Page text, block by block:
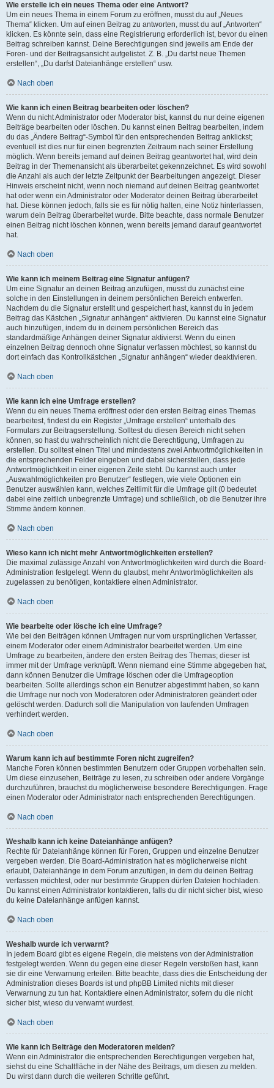
Wie erstelle ich ein neues Thema oder eine Antwort?
Um ein neues Thema in einem Forum zu eröffnen, musst du auf „Neues
Thema“ klicken. Um auf einen Beitrag zu antworten, musst du auf „Antworten“
klicken. Es könnte sein, dass eine Registrierung erforderlich ist, bevor du einen
Beitrag schreiben kannst. Deine Berechtigungen sind jeweils am Ende der
Foren- und der Beitragsansicht aufgelistet. Z. B. „Du darfst neue Themen
erstellen“, „Du darfst Dateianhänge erstellen“ usw.
Nach oben
Wie kann ich einen Beitrag bearbeiten oder löschen?
Wenn du nicht Administrator oder Moderator bist, kannst du nur deine eigenen
Beiträge bearbeiten oder löschen. Du kannst einen Beitrag bearbeiten, indem
du das „Ändere Beitrag“-Symbol für den entsprechenden Beitrag anklickst;
eventuell ist dies nur für einen begrenzten Zeitraum nach seiner Erstellung
möglich. Wenn bereits jemand auf deinen Beitrag geantwortet hat, wird dein
Beitrag in der Themenansicht als überarbeitet gekennzeichnet. Es wird sowohl
die Anzahl als auch der letzte Zeitpunkt der Bearbeitungen angezeigt. Dieser
Hinweis erscheint nicht, wenn noch niemand auf deinen Beitrag geantwortet
hat oder wenn ein Administrator oder Moderator deinen Beitrag überarbeitet
hat. Diese können jedoch, falls sie es für nötig halten, eine Notiz hinterlassen,
warum dein Beitrag überarbeitet wurde. Bitte beachte, dass normale Benutzer
einen Beitrag nicht löschen können, wenn bereits jemand darauf geantwortet
hat.
Nach oben
Wie kann ich meinem Beitrag eine Signatur anfügen?
Um eine Signatur an deinen Beitrag anzufügen, musst du zunächst eine
solche in den Einstellungen in deinem persönlichen Bereich entwerfen.
Nachdem du die Signatur erstellt und gespeichert hast, kannst du in jedem
Beitrag das Kästchen „Signatur anhängen“ aktivieren. Du kannst eine Signatur
auch hinzufügen, indem du in deinem persönlichen Bereich das
standardmäßige Anhängen deiner Signatur aktivierst. Wenn du einen
einzelnen Beitrag dennoch ohne Signatur verfassen möchtest, so kannst du
dort einfach das Kontrollkästchen „Signatur anhängen“ wieder deaktivieren.
Nach oben
Wie kann ich eine Umfrage erstellen?
Wenn du ein neues Thema eröffnest oder den ersten Beitrag eines Themas
bearbeitest, findest du ein Register „Umfrage erstellen“ unterhalb des
Formulars zur Beitragserstellung. Solltest du diesen Bereich nicht sehen
können, so hast du wahrscheinlich nicht die Berechtigung, Umfragen zu
erstellen. Du solltest einen Titel und mindestens zwei Antwortmöglichkeiten in
die entsprechenden Felder eingeben und dabei sicherstellen, dass jede
Antwortmöglichkeit in einer eigenen Zeile steht. Du kannst auch unter
„Auswahlmöglichkeiten pro Benutzer“ festlegen, wie viele Optionen ein
Benutzer auswählen kann, welches Zeitlimit für die Umfrage gilt (0 bedeutet
dabei eine zeitlich unbegrenzte Umfrage) und schließlich, ob die Benutzer ihre
Stimme ändern können.
Nach oben
Wieso kann ich nicht mehr Antwortmöglichkeiten erstellen?
Die maximal zulässige Anzahl von Antwortmöglichkeiten wird durch die Board-
Administration festgelegt. Wenn du glaubst, mehr Antwortmöglichkeiten als
zugelassen zu benötigen, kontaktiere einen Administrator.
Nach oben
Wie bearbeite oder lösche ich eine Umfrage?
Wie bei den Beiträgen können Umfragen nur vom ursprünglichen Verfasser,
einem Moderator oder einem Administrator bearbeitet werden. Um eine
Umfrage zu bearbeiten, ändere den ersten Beitrag des Themas; dieser ist
immer mit der Umfrage verknüpft. Wenn niemand eine Stimme abgegeben hat,
dann können Benutzer die Umfrage löschen oder die Umfrageoption
bearbeiten. Sollte allerdings schon ein Benutzer abgestimmt haben, so kann
die Umfrage nur noch von Moderatoren oder Administratoren geändert oder
gelöscht werden. Dadurch soll die Manipulation von laufenden Umfragen
verhindert werden.
Nach oben
Warum kann ich auf bestimmte Foren nicht zugreifen?
Manche Foren können bestimmten Benutzern oder Gruppen vorbehalten sein.
Um diese einzusehen, Beiträge zu lesen, zu schreiben oder andere Vorgänge
durchzuführen, brauchst du möglicherweise besondere Berechtigungen. Frage
einen Moderator oder Administrator nach entsprechenden Berechtigungen.
Nach oben
Weshalb kann ich keine Dateianhänge anfügen?
Rechte für Dateianhänge können für Foren, Gruppen und einzelne Benutzer
vergeben werden. Die Board-Administration hat es möglicherweise nicht
erlaubt, Dateianhänge in dem Forum anzufügen, in dem du deinen Beitrag
verfassen möchtest, oder nur bestimmte Gruppen dürfen Dateien hochladen.
Du kannst einen Administrator kontaktieren, falls du dir nicht sicher bist, wieso
du keine Dateianhänge anfügen kannst.
Nach oben
Weshalb wurde ich verwarnt?
In jedem Board gibt es eigene Regeln, die meistens von der Administration
festgelegt werden. Wenn du gegen eine dieser Regeln verstoßen hast, kann
sie dir eine Verwarnung erteilen. Bitte beachte, dass dies die Entscheidung der
Administration dieses Boards ist und phpBB Limited nichts mit dieser
Verwarnung zu tun hat. Kontaktiere einen Administrator, sofern du die nicht
sicher bist, wieso du verwarnt wurdest.
Nach oben
Wie kann ich Beiträge den Moderatoren melden?
Wenn ein Administrator die entsprechenden Berechtigungen vergeben hat,
siehst du eine Schaltfläche in der Nähe des Beitrags, um diesen zu melden.
Du wirst dann durch die weiteren Schritte geführt.